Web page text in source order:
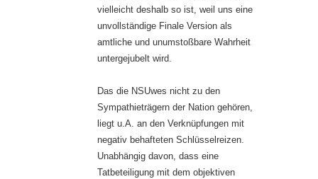
vielleicht deshalb so ist, weil uns eine
unvollständige Finale Version als
amtliche und unumstoßbare Wahrheit
untergejubelt wird.
Das die NSUwes nicht zu den
Sympathieträgern der Nation gehören,
liegt u.A. an den Verknüpfungen mit
negativ behafteten Schlüsselreizen.
Unabhängig davon, dass eine
Tatbeteiligung mit dem objektiven